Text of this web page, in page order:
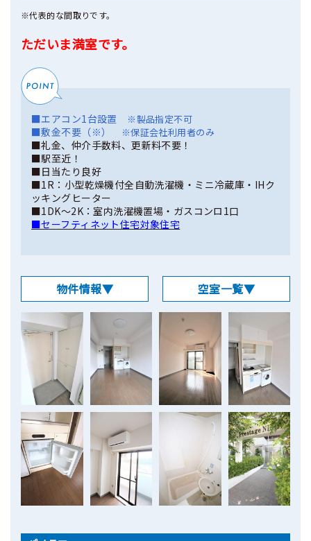
※代表的な間取りです。
ただいま満室です。
■エアコン1台設置 ※製品指定不可
■敷金不要（※） ※保証会社利用者のみ
■礼金、仲介手数料、更新料不要！
■駅至近！
■日当たり良好
■1R：小型乾燥機付全自動洗濯機・ミニ冷蔵庫・IHク
ッキングヒーター
■1DK～2K：室内洗濯機置場・ガスコンロ1口
■セーフティネット住宅対象住宅
物件情報▼ 空室一覧▼